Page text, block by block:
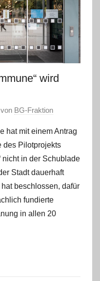
wird
von BG-Fraktion
hat mit einem Antrag
des Pilotprojekts
nicht in der Schublade
Stadt dauerhaft
beschlossen, dafür
fundierte
in allen 20